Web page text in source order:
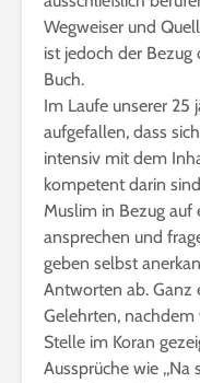
Wegweiser und
ist jedoch der
Buch.
Im Laufe unserer 25
aufgefallen, dass
intensiv mit dem
kompetent darin
Muslim in Bezug auf
ansprechen und
geben selbst
Antworten ab. Ganz
Gelehrten,
Stelle im Koran
Aussprüche wie ,,Na